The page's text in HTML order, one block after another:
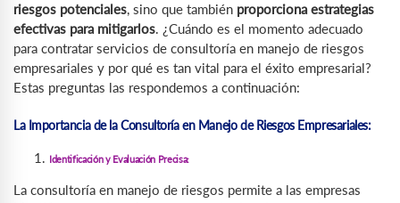
riesgos potenciales, sino que también proporciona estrategias
efectivas para mitigarlos. ¿Cuándo es el momento adecuado
para contratar servicios de consultoría en manejo de riesgos
empresariales y por qué es tan vital para el éxito empresarial?
Estas preguntas las respondemos a continuación:
La Importancia de la Consultoría en Manejo de Riesgos Empresariales:
Identificación y Evaluación Precisa:
La consultoría en manejo de riesgos permite a las empresas